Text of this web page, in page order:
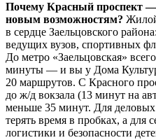
Почему Красный проспект —
новым возможностям?
в сердце Заельцовского
ведущих вузов, спортивных
До метро «Заельцовская»
минуты — и вы у Дома
20 маршрутов. С Красного
до ж/д вокзала (13 минут на
меньше 35 минут. Для
терять время в пробках, а для
логистики и безопасности